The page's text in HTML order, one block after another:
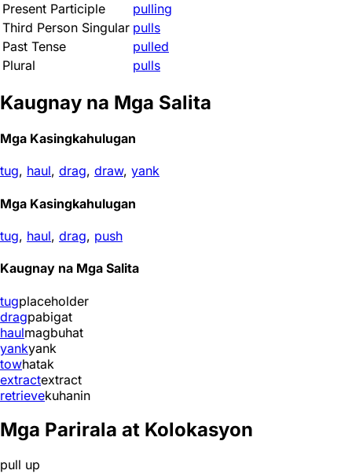
Present Participle
pulling
Third Person Singular pulls
Past Tense
pulled
Plural
pulls
Kaugnay na Mga Salita
Mga Kasingkahulugan
tug, haul, drag, draw, yank
Mga Kasingkahulugan
tug, haul, drag, push
Kaugnay na Mga Salita
tugplaceholder
dragpabigat
haulmagbuhat
yankyank
towhatak
extractextract
retrievekuhanin
Mga Parirala at Kolokasyon
pull up